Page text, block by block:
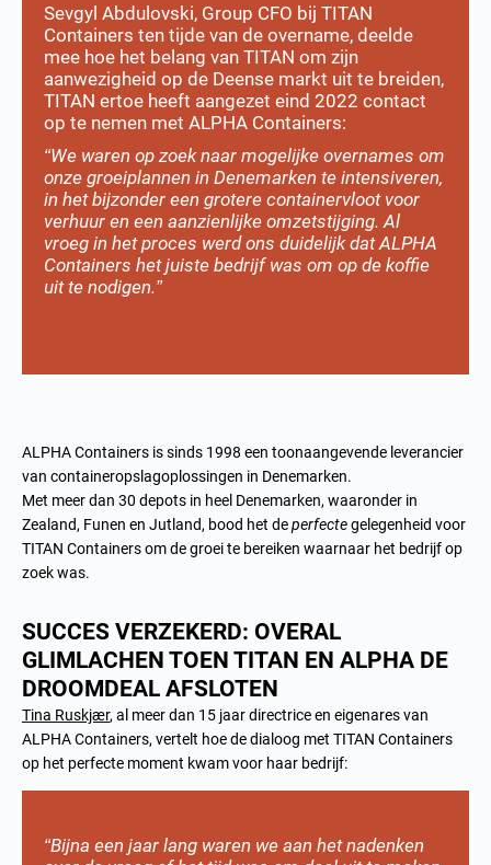
Sevgyl Abdulovski, Group CFO bij TITAN
Containers ten tijde van de overname, deelde
mee hoe het belang van TITAN om zijn
aanwezigheid op de Deense markt uit te breiden,
TITAN ertoe heeft aangezet eind 2022 contact
op te nemen met ALPHA Containers:
“We waren op zoek naar mogelijke overnames om
onze groeiplannen in Denemarken te intensiveren,
in het bijzonder een grotere containervloot voor
verhuur en een aanzienlijke omzetstijging. Al
vroeg in het proces werd ons duidelijk dat ALPHA
Containers het juiste bedrijf was om op de koffie
uit te nodigen.”
ALPHA Containers is sinds 1998 een toonaangevende leverancier
van containeropslagoplossingen in Denemarken.
Met meer dan 30 depots in heel Denemarken, waaronder in
Zealand, Funen en Jutland, bood het deperfectegelegenheid voor
TITAN Containers om de groei te bereiken waarnaar het bedrijf op
zoek was.
SUCCES VERZEKERD: OVERAL
GLIMLACHEN TOEN TITAN EN ALPHA DE
DROOMDEAL AFSLOTEN
Tina Ruskjær, al meer dan 15 jaar directrice en eigenares van
ALPHA Containers, vertelt hoe de dialoog met TITAN Containers
op het perfecte moment kwam voor haar bedrijf:
“Bijna een jaar lang waren we aan het nadenken